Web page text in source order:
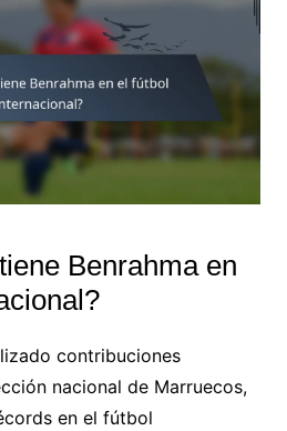
Benrahma en
contribuciones
nacional de Marruecos,
en el fútbol